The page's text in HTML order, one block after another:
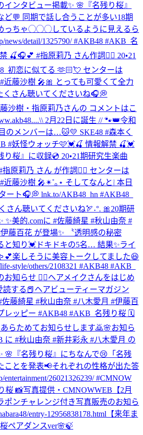
ンタビュー掲載✨ 🌸『名残り桜』
ど💬 同期で話し合うことが多い18期
っちゃ◯◯◯しているように見えるら
detail/1325790/ #AKB48 #AKB_名
🍒🎧💕 #指原莉乃 さん作詞✍🏻 20•21
初恋に似てる 🫶🏻💘 センターは
近藤沙樹 🎤🎀 とっても可愛くて全力
くさん聴いてくださいね🎧💭
沙樹・指原莉乃さんの コメントはこ
\\ 2月22日に誕生 // 🐾👑令和
のメンバーは…🐱💛 SKE48 #森本く
#妖怪ウォッチ🩷💓🍒 情報解禁 🍒💓
り桜』に収録💿 20•21期研究生楽曲
指原莉乃 さん が作詞✍🏻 センターは
藤沙樹 🎤✴︎˚｡⋆ そしてなんと❕ 本日
ート🎧💭 lnk.to/AKB48_hn #AKB48_
さん聴いてくださいね🏹˖°. 🎀20期研
✨美的.comに #佐藤綺星 #秋山由奈 #
藤百花 が登場✨ 〝透明感の秘密
と知り💓ドキドキの5名… 結果✨ライ
💕楽しそうに美容トークしてました😆
style/others/2108321 #AKB48 #AKB_
お知らせ 💆‍♀️ヘアメイクさんをはじめ
読する📕ヘアビューティーマガジン
佐藤綺星 #秋山由奈 #八木愛月 #伊藤百
レッピー #AKB48 #AKB_名残り桜 🗓
らためてお知らせします🙇🌸お知ら
に #秋山由奈 #新井彩永 #八木愛月 の
🌸『名残り桜』にちなんで😢「名残
ことを発表📢それぞれの性格が出た答
entertainment/26021326239/ #CMNOW
桜 📸写真提供・CMNOWWEB 【2月
ポンチャレンジ付き写真販売のお知ら
entry-12956838178.html 【来年ま
ペアダンスver🌸🍃